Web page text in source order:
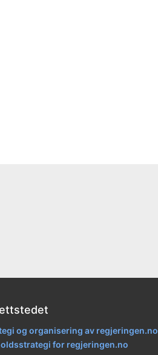
og organisering av regjeringen.no
for regjeringen.no